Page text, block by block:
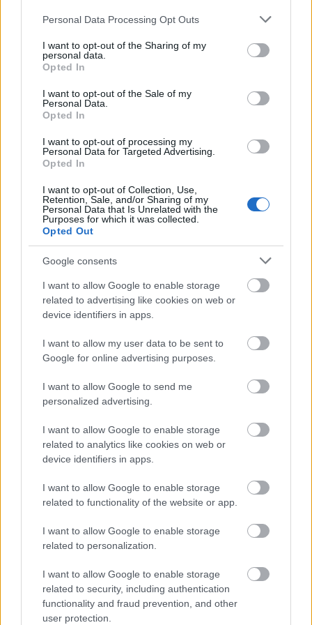
Please note that this website/app uses one or more Google
not limited to your visit or usage behaviour. You may click to
grant or deny consent to Google and its third-party tags to
use your data for below specified purposes in below Google
consent section.
Personal Data Processing Opt Outs
I want to opt-out of the Sharing of my
personal data.
Opted In
I want to opt-out of the Sale of my
Personal Data.
Opted In
I want to opt-out of processing my
Personal Data for Targeted Advertising.
Opted In
I want to opt-out of Collection, Use,
Retention, Sale, and/or Sharing of my
Personal Data that Is Unrelated with the
Purposes for which it was collected.
Opted Out
Google consents
I want to allow Google to enable storage
related to advertising like cookies on web or
device identifiers in apps.
I want to allow my user data to be sent to
Google for online advertising purposes.
I want to allow Google to send me
personalized advertising.
I want to allow Google to enable storage
related to analytics like cookies on web or
device identifiers in apps.
I want to allow Google to enable storage
related to functionality of the website or app.
I want to allow Google to enable storage
related to personalization.
I want to allow Google to enable storage
related to security, including authentication
functionality and fraud prevention, and other
user protection.
A hardcore nem csak a zenéről szól -
Terror-interjú
Juhász Edina 2015. július 16.
Terrort pár hete, igen furcsa felállásban. Nem volt
ott ugyanis a nagyon intenzív színpadi ember, ...